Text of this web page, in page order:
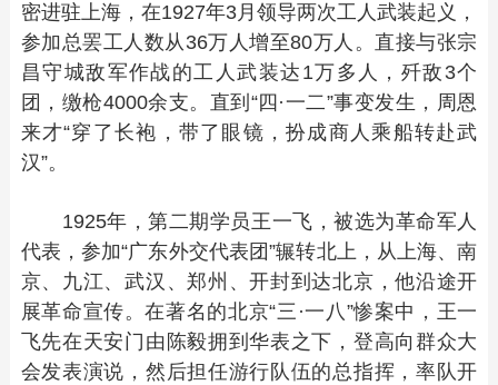
密进驻上海，在1927年3月领导两次工人武装起义，
参加总罢工人数从36万人增至80万人。直接与张宗
昌守城敌军作战的工人武装达1万多人，歼敌3个
团，缴枪4000余支。直到“四·一二”事变发生，周恩
来才“穿了长袍，带了眼镜，扮成商人乘船转赴武
汉”。
1925年，第二期学员王一飞，被选为革命军人
代表，参加“广东外交代表团”辗转北上，从上海、南
京、九江、武汉、郑州、开封到达北京，他沿途开
展革命宣传。在著名的北京“三·一八”惨案中，王一
飞先在天安门由陈毅拥到华表之下，登高向群众大
会发表演说，然后担任游行队伍的总指挥，率队开